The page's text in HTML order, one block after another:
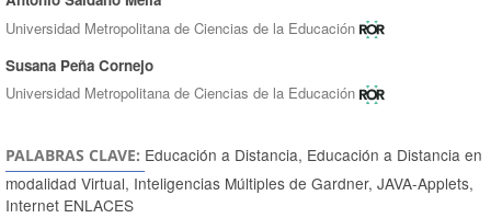
Universidad Metropolitana de Ciencias de la Educación
Susana Peña Cornejo
Universidad Metropolitana de Ciencias de la Educación
PALABRAS CLAVE: Educación a Distancia, Educación a Distancia en
modalidad Virtual, Inteligencias Múltiples de Gardner, JAVA-Applets,
Internet ENLACES